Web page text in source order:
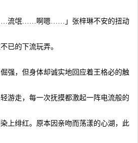
氓……啊嗯……」张梓琳不安的扭动
已的下流玩弄。
，但身体却诚实地回应着王格必的触
游走，每一次抚摸都激起一阵电流般的
上绯红。原本因亲吻而荡漾的心湖，此